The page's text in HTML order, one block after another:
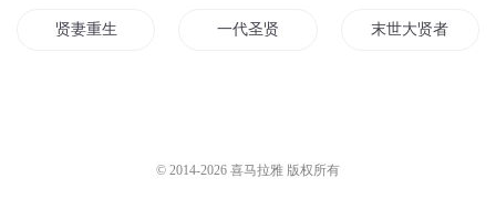
贤妻重生 一代圣贤 末世大贤者
© 2014-2026 喜马拉雅 版权所有